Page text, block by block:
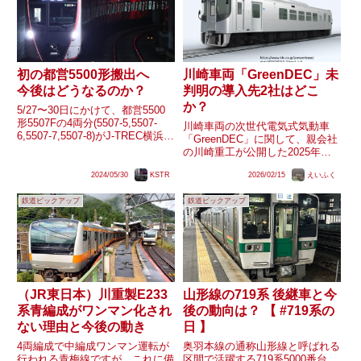
初の都営5500形搬出へ
今後はどうなるのか？
5/27〜30日にかけて、都営5500
形5507Fの4両分(5507-5,5507-
6,5507-7,5507-8)がJ-TREC横浜か
開システムでは、5507F5〜8号車
2024/05/30 KSTR
川崎車両「GreenDEC」未
判明の導入先2社はどこ
か？
川崎車両の次世代電気式気動車
「GreenDEC」に関して、親会社
の川崎重工が公開した2025年度
て、『天竜浜名湖鉄道や甘木鉄道
ことを明らかにしました。ここで
社名が挙げられていない3社...
2026/02/15 えいふく
鉄道ピックアップ
（JR東日本）川重製E233
系青編成がワンマン化され
ない理由と今後の動き
4両編成で中編成ワンマン運転が
鉄道ピックアップ
山形線の719系 後継車と今
後の動向は？ 【 #719系の
日 】
奥羽本線の通称山形線と呼ばれる